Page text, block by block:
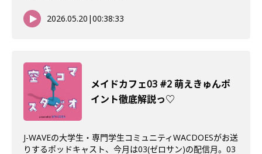
2026.05.20 |00:38:33
メイドカフェ03 #2 萌えきゅんポ
イント徹底解説っ♡
J-WAVEの大学生・専門学生コミュニティWACDOESがお送
りするポッドキャスト、今月は03(ゼロサン)の配信月。03